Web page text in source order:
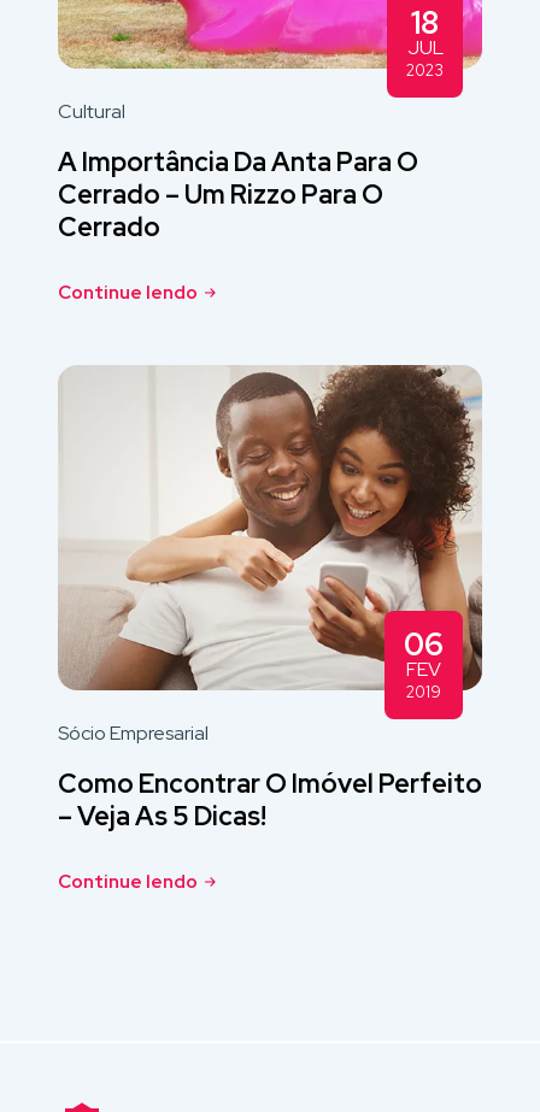
18
JUL
2023
Cultural
A Importância Da Anta Para O
Cerrado – Um Rizzo Para O
Cerrado
Continue lendo
06
FEV
2019
Sócio Empresarial
Como Encontrar O Imóvel Perfeito
– Veja As 5 Dicas!
Continue lendo